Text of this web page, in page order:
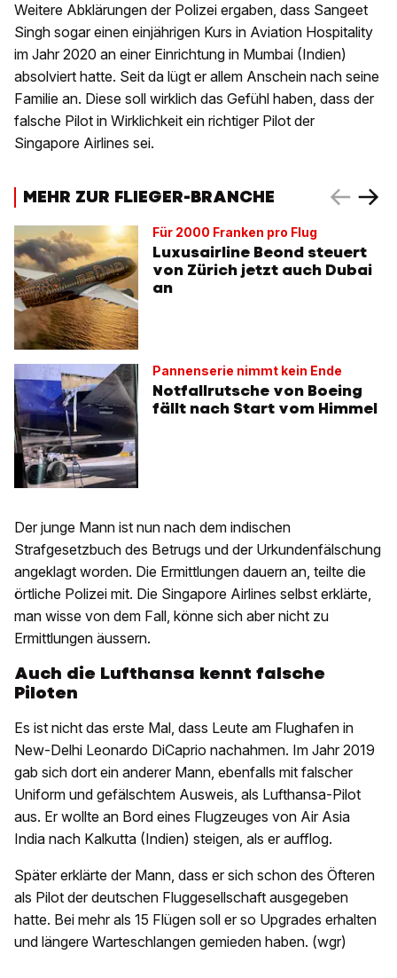
Weitere Abklärungen der Polizei ergaben, dass Sangeet
Singh sogar einen einjährigen Kurs in Aviation Hospitality
im Jahr 2020 an einer Einrichtung in Mumbai (Indien)
absolviert hatte. Seit da lügt er allem Anschein nach seine
Familie an. Diese soll wirklich das Gefühl haben, dass der
falsche Pilot in Wirklichkeit ein richtiger Pilot der
Singapore Airlines sei.
MEHR ZUR FLIEGER-BRANCHE
Für 2000 Franken pro Flug
Luxusairline Beond steuert
von Zürich jetzt auch Dubai
an
Pannenserie nimmt kein Ende
Notfallrutsche von Boeing
fällt nach Start vom Himmel
Der junge Mann ist nun nach dem indischen
Strafgesetzbuch des Betrugs und der Urkundenfälschung
angeklagt worden. Die Ermittlungen dauern an, teilte die
örtliche Polizei mit. Die Singapore Airlines selbst erklärte,
man wisse von dem Fall, könne sich aber nicht zu
Ermittlungen äussern.
Auch die Lufthansa kennt falsche
Piloten
Es ist nicht das erste Mal, dass Leute am Flughafen in
New-Delhi Leonardo DiCaprio nachahmen. Im Jahr 2019
gab sich dort ein anderer Mann, ebenfalls mit falscher
Uniform und gefälschtem Ausweis, als Lufthansa-Pilot
aus. Er wollte an Bord eines Flugzeuges von Air Asia
India nach Kalkutta (Indien) steigen, als er aufflog.
Später erklärte der Mann, dass er sich schon des Öfteren
als Pilot der deutschen Fluggesellschaft ausgegeben
hatte. Bei mehr als 15 Flügen soll er so Upgrades erhalten
und längere Warteschlangen gemieden haben. (wgr)